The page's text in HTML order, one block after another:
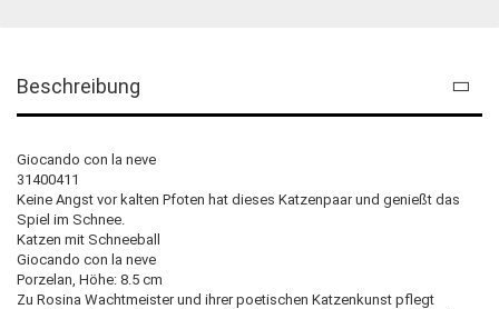
Beschreibung
Giocando con la neve
31400411
Keine Angst vor kalten Pfoten hat dieses Katzenpaar und genießt das
Spiel im Schnee.
Katzen mit Schneeball
Giocando con la neve
Porzelan, Höhe: 8.5 cm
Zu Rosina Wachtmeister und ihrer poetischen Katzenkunst pflegt